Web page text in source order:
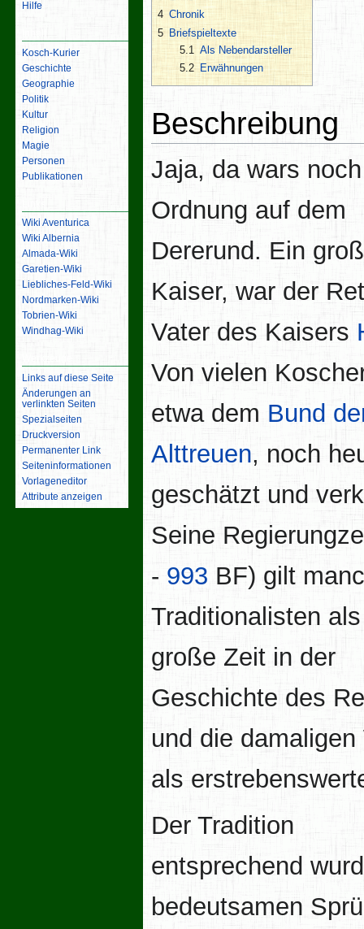
4 Chronik
5 Briefspieltexte
5.1 Als Nebendarsteller
5.2
Erwähnungen
Beschreibung
Jaja, da wars
Ordnung auf dem
Dererund. Ein
Kaiser, war der
Vater des Kaisers
Von vielen
etwa dem Bund
Alttreuen, noch
geschätzt und
Seine
- 993 BF) gilt
Traditionalisten
große Zeit in der
Geschichte des
und die damaligen
als
Der Tradition
entsprechend
bedeutsamen
Hilfe
Kosch-Kurier
Geschichte
Geographie
Politik
Kultur
Religion
Magie
Personen
Publikationen
Wiki Aventurica
Wiki Albernia
Almada-Wiki
Garetien-Wiki
Liebliches-Feld-Wiki
Nordmarken-Wiki
Tobrien-Wiki
Windhag-Wiki
Links auf diese Seite
Änderungen an
verlinkten Seiten
Spezialseiten
Druckversion
Permanenter Link
Seiten­­informationen
Vorlageneditor
Attribute anzeigen